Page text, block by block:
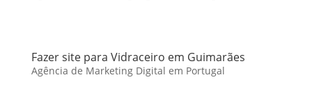
Fazer site para Vidraceiro em Guimarães
Agência de Marketing Digital em Portugal